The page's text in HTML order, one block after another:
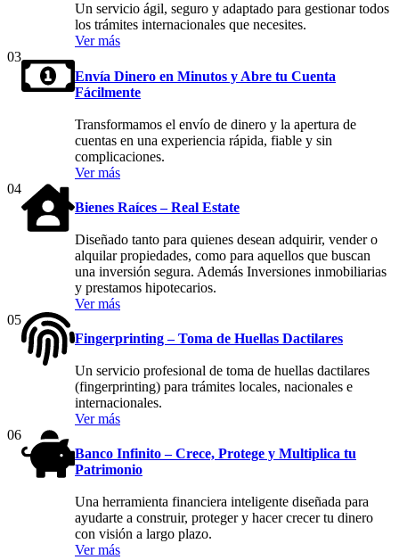
Un servicio ágil, seguro y adaptado para gestionar todos
los trámites internacionales que necesites.
Ver más
03
Envía Dinero en Minutos y Abre tu Cuenta
Fácilmente
Transformamos el envío de dinero y la apertura de
cuentas en una experiencia rápida, fiable y sin
complicaciones.
Ver más
04
Bienes Raíces – Real Estate
Diseñado tanto para quienes desean adquirir, vender o
alquilar propiedades, como para aquellos que buscan
una inversión segura. Además Inversiones inmobiliarias
y prestamos hipotecarios.
Ver más
05
Fingerprinting – Toma de Huellas Dactilares
Un servicio profesional de toma de huellas dactilares
(fingerprinting) para trámites locales, nacionales e
internacionales.
Ver más
06
Banco Infinito – Crece, Protege y Multiplica tu
Patrimonio
Una herramienta financiera inteligente diseñada para
ayudarte a construir, proteger y hacer crecer tu dinero
con visión a largo plazo.
Ver más